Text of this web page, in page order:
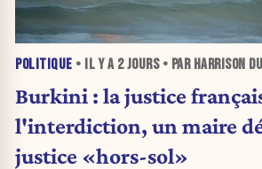
POLITIQUE • IL Y A 2 JOURS• PAR HARRISON
Burkini : la justice
l'interdiction, un maire
justice «hors-sol»